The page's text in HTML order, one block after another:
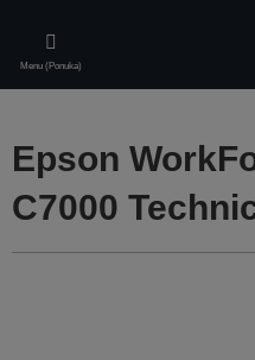
main
content
Menu (Ponuka)
Epson
C7000